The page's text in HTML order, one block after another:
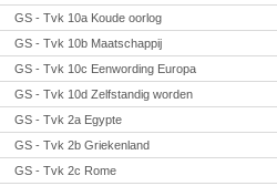
GS - Tvk 10a Koude oorlog
GS - Tvk 10b Maatschappij
GS - Tvk 10c Eenwording Europa
GS - Tvk 10d Zelfstandig worden
GS - Tvk 2a Egypte
GS - Tvk 2b Griekenland
GS - Tvk 2c Rome